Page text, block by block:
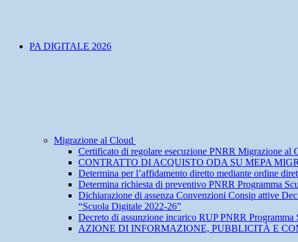
PA DIGITALE 2026
Migrazione al Cloud
Certificato di regolare esecuzione PNRR Migrazione al
CONTRATTO DI ACQUISTO ODA SU MEPA
Determina per l’affidamento diretto mediante ordine
Determina richiesta di preventivo PNRR Programma
Dichiarazione di assenza Convenzioni Consip attive
“Scuola Digitale 2022-26”
Decreto di assunzione incarico RUP PNRR
AZIONE DI INFORMAZIONE, PUBBLICITÀ E